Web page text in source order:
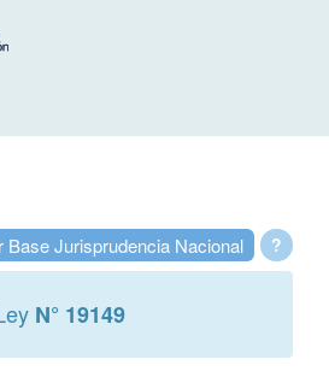
?
Base Jurisprudencia Nacional
N° 19149